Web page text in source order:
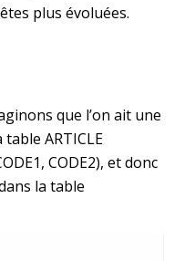
plus évoluées.
que l’on ait une
ARTICLE
CODE2), et donc
la table